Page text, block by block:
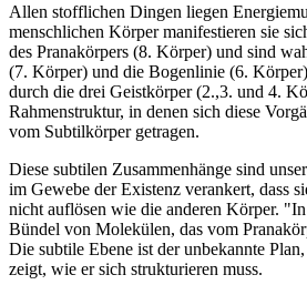
Allen stofflichen Dingen liegen
menschlichen Körper manifestieren sie
des Pranakörpers (8. Körper) und sind
(7. Körper) und die Bogenlinie (6.
durch die drei Geistkörper (2.,3. und 4.
Rahmenstruktur, in denen sich diese
vom Subtilkörper getragen.
Diese subtilen Zusammenhänge sind
im Gewebe der Existenz verankert, dass
nicht auflösen wie die anderen Körper.
Bündel von Molekülen, das vom
Die subtile Ebene ist der unbekannte
zeigt, wie er sich strukturieren muss.